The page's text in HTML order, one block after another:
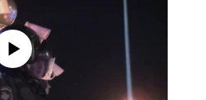
currently available